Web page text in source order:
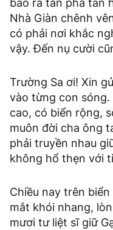
bão ra tàn phá tan
Nhà Giàn chênh
có phải nơi khắc
vậy. Đến nụ cười
Trường Sa ơi! Xin
vào từng con
cao, có biển rộng,
muôn đời cha ông
phải truyền nhau
không hổ thẹn với
Chiều nay trên
mắt khói nhang,
mươi tư liệt sĩ giữ